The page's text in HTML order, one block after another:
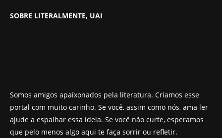
SOBRE LITERALMENTE, UAI
Somos amigos apaixonados pela literatura. Criamos esse
portal com muito carinho. Se você, assim como nós, ama ler
ajude a espalhar essa ideia. Se você não curte, esperamos
que pelo menos algo aqui te faça sorrir ou refletir.